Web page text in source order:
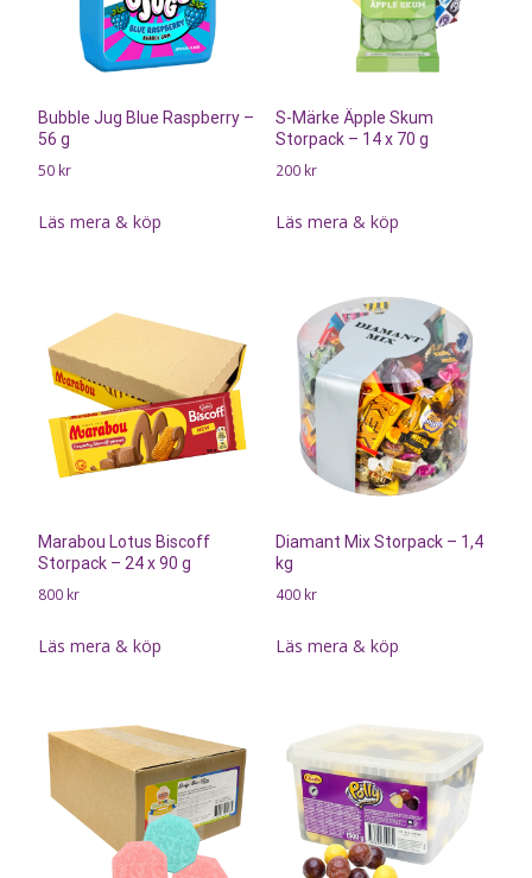
Bubble Jug Blue Raspberry –
56 g
50 kr
Läs mera & köp
S-Märke Äpple Skum
Storpack – 14 x 70 g
200 kr
Läs mera & köp
Marabou Lotus Biscoff
Storpack – 24 x 90 g
800 kr
Läs mera & köp
Diamant Mix Storpack – 1,4
kg
400 kr
Läs mera & köp